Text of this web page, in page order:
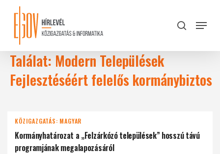
content
search
Menu
Találat: Modern Települések
Fejlesztéséért felelős kormánybiztos
KÖZIGAZGATÁS: MAGYAR
Kormányhatározat a „Felzárkózó települések” hosszú távú
programjának megalapozásáról
Close